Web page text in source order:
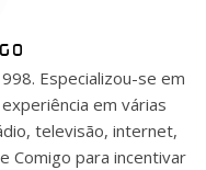
Especializou-se em
em várias
televisão, internet,
Comigo para incentivar